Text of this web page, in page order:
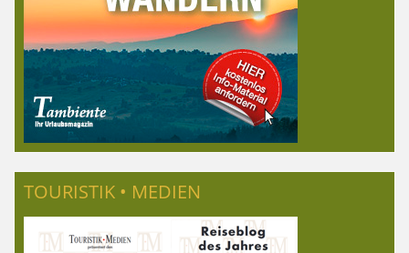
TOURISTIK • MEDIEN